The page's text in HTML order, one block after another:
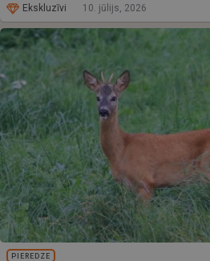
Ekskluzīvi 10. jūlijs, 2026
PIEREDZE